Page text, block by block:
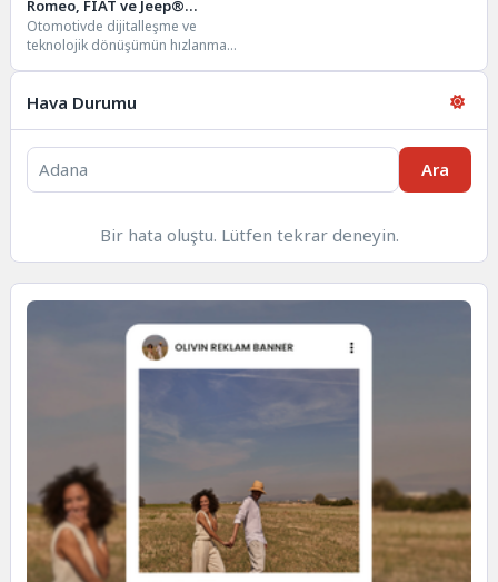
Romeo, FIAT ve Jeep®
müşterilerine ayrıcalıklı
kasko hizmetleri
Otomotivde dijitalleşme ve
teknolojik dönüşümün hızlanması,
çeşitlendiriyor. Sigorta
Hava Durumu
Ara
Bir hata oluştu. Lütfen tekrar deneyin.